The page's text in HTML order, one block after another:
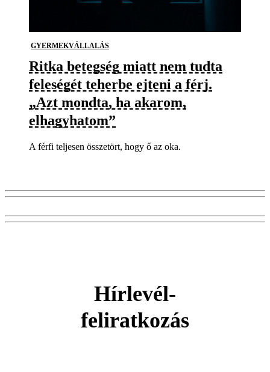
GYERMEKVÁLLALÁS
Ritka betegség miatt nem tudta
feleségét teherbe ejteni a férj.
„Azt mondta, ha akarom,
elhagyhatom”
A férfi teljesen összetört, hogy ő az oka.
Hírlevél-
feliratkozás